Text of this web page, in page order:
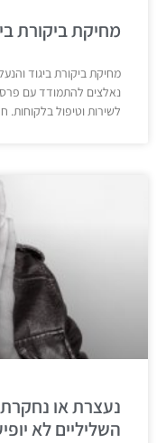
מחיקת ביקורת
מחיקת ביקורת ביגוד
נאלצים להתמודד עם
לשירות וטיפול
נעצרת או
השליליים לא